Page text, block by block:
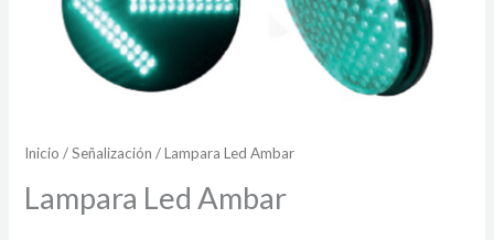
Inicio /Señalización / Lampara Led Ambar
Lampara Led Ambar